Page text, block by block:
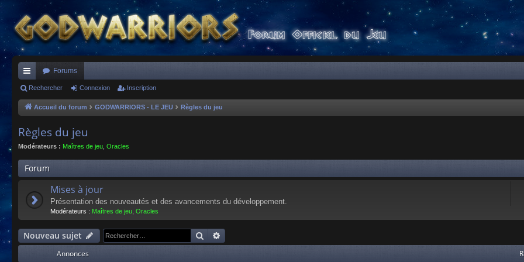
ac
co
s
Forums
Rechercher Connexion Inscription
Accueil du forum GODWARRIORS - LE JEU Règles du jeu
Règles du jeu
Modérateurs : Maîtres de jeu Oracles
Forum
Mises à jour
Présentation des nouveautés et des avancements du développement.
Modérateurs : Maîtres de jeu, Oracles
Nouveau sujet Rechercher
Annonces